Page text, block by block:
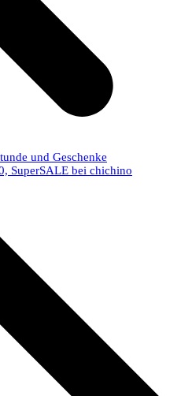
und Geschenke
SuperSALE bei chichino